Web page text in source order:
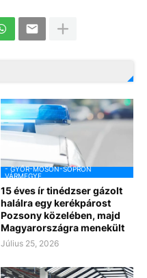
- GYŐR-MOSON-SOPRON
VÁRMEGYE
15 éves ír tinédzser gázolt
halálra egy kerékpárost
Pozsony közelében, majd
Magyarországra menekült
Július 25, 2026